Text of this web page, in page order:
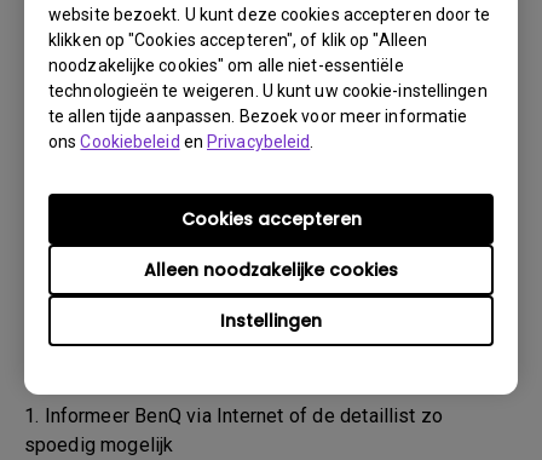
website bezoekt. U kunt deze cookies accepteren door te
klikken op "Cookies accepteren", of klik op "Alleen
noodzakelijke cookies" om alle niet-essentiële
technologieën te weigeren. U kunt uw cookie-instellingen
te allen tijde aanpassen. Bezoek voor meer informatie
onsCookiebeleid en Privacybeleid
Instellingen
Alleen noodzakelijke cookies
Cookies accepteren
Het BenQ Team zal proberen via diverse stappen met u
het probleem op te lossen of vaststellen dat het
product defect is.Zodra door de medewerker die u
bijstaat, is vastgesteld dat het product defect is, zal
er een RMA-nummer voor uw product worden
uitgegeven.U moet het product retourneren aan BenQ,
tenzij u instructies met een andere strekking ontvangt
van BenQ en het moet retourneren aan een officiële
BenQ Service-provider. Is uw product afgeleverd met
fysieke schade, dan verzoeken wij u van tevoren de
volgende informatie gereed te hebben.
Dit zal ons helpen uit te vinden of de schade is ontstaan
1. Informeer BenQ via Internet of de detaillist zo
spoedig mogelijk